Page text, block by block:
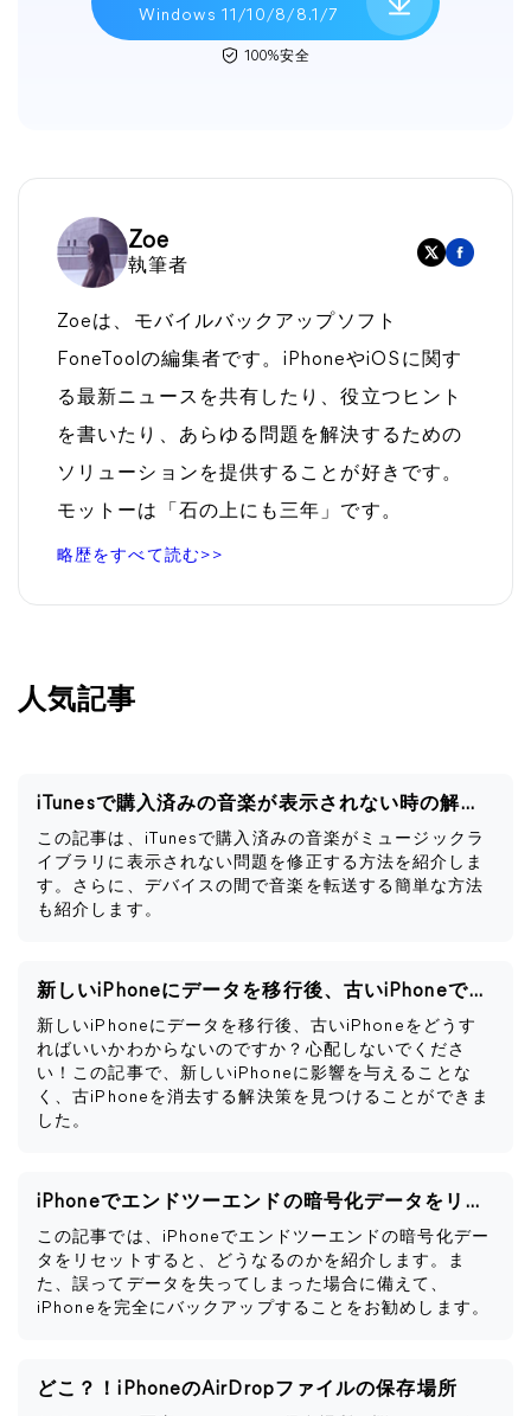
Windows 11/10/8/8.1/7
100%安全
Zoe
執筆者
Zoeは、モバイルバックアップソフト
FoneToolの編集者です。iPhoneやiOSに関す
る最新ニュースを共有したり、役立つヒント
を書いたり、あらゆる問題を解決するための
ソリューションを提供することが好きです。
モットーは「石の上にも三年」です。
略歴をすべて読む>>
人気記事
iTunesで購入済みの音楽が表示されない時の解決策
この記事は、iTunesで購入済みの音楽がミュージックラ
イブラリに表示されない問題を修正する方法を紹介しま
す。さらに、デバイスの間で音楽を転送する簡単な方法
も紹介します。
新しいiPhoneにデータを移行後、古いiPhoneですべきこと
新しいiPhoneにデータを移行後、古いiPhoneをどうす
ればいいかわからないのですか？心配しないでくださ
い！この記事で、新しいiPhoneに影響を与えることな
く、古iPhoneを消去する解決策を見つけることができま
した。
iPhoneでエンドツーエンドの暗号化データをリセットするとどうなるか
この記事では、iPhoneでエンドツーエンドの暗号化デー
タをリセットすると、どうなるのかを紹介します。ま
た、誤ってデータを失ってしまった場合に備えて、
iPhoneを完全にバックアップすることをお勧めします。
どこ？！iPhoneのAirDropファイルの保存場所